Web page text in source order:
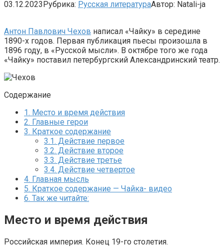
03.12.2023Рубрика: Русская литератураАвтор: Natali-ja
Антон Павлович Чехов написал «Чайку» в середине
1890-х годов. Первая публикация пьесы произошла в
1896 году, в «Русской мысли». В октябре того же года
«Чайку» поставил петербургский Александринский театр.
Содержание
1. Место и время действия
2. Главные герои
3. Краткое содержание
3.1. Действие первое
3.2. Действие второе
3.3. Действие третье
3.4. Действие четвертое
4. Главная мысль
5. Краткое содержание — Чайка- видео
6. Так же читайте:
Место и время действия
Российская империя. Конец 19-го столетия.